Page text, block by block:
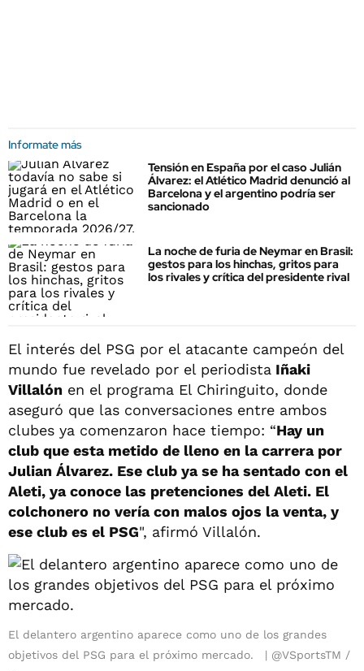
Informate más
Tensión en España por el caso Julián
Álvarez: el Atlético Madrid denunció al
Barcelona y el argentino podría ser
sancionado
La noche de furia de Neymar en Brasil:
gestos para los hinchas, gritos para
los rivales y crítica del presidente rival
El interés del PSG por el atacante campeón del
mundo fue revelado por el periodista Iñaki
Villalón en el programa El Chiringuito, donde
aseguró que las conversaciones entre ambos
clubes ya comenzaron hace tiempo: “Hay un
club que esta metido de lleno en la carrera por
Julian Álvarez. Ese club ya se ha sentado con el
Aleti, ya conoce las pretenciones del Aleti. El
colchonero no vería con malos ojos la venta, y
ese club es el PSG", afirmó Villalón.
El delantero argentino aparece como uno de los grandes
objetivos del PSG para el próximo mercado.
@VSportsTM /